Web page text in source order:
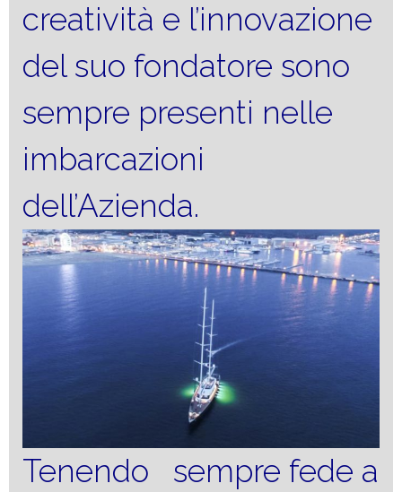
creatività e l’innovazione
del suo fondatore sono
sempre presenti nelle
imbarcazioni
dell’Azienda.
Tenendo sempre fede a